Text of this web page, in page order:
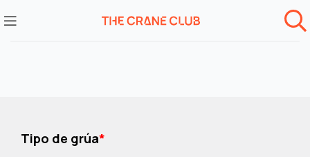
Tipo de grúa*